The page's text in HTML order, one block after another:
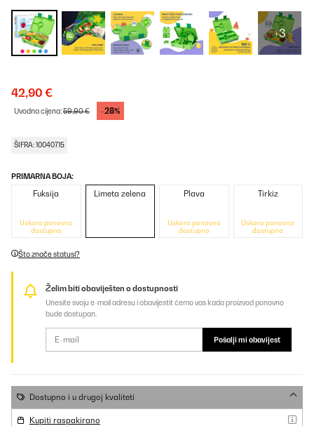
+3
42,90 €
Uvodna cijena:59,90 € -28%
ŠIFRA: 10040715
PRIMARNA BOJA:
Fuksija
Uskoro ponovno
dostupno
Limeta zelena Plava
Uskoro ponovno
dostupno
Tirkiz
Uskoro ponovno
dostupno
Što znače statusi?
Želim biti obaviješten o dostupnosti
Unesite svoju e-mail adresu i obavijestit ćemo vas kada proizvod ponovno
bude dostupan.
Pošalji mi obavijest
Dostupno i u drugoj kvaliteti
Kupiti raspakirano